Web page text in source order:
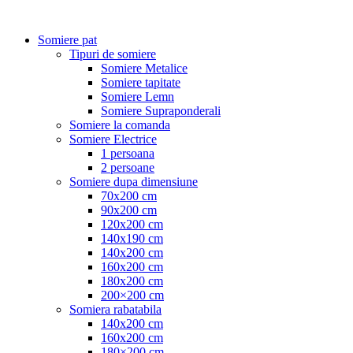
Somiere pat
Tipuri de somiere
Somiere Metalice
Somiere tapitate
Somiere Lemn
Somiere Supraponderali
Somiere la comanda
Somiere Electrice
1 persoana
2 persoane
Somiere dupa dimensiune
70x200 cm
90x200 cm
120x200 cm
140x190 cm
140x200 cm
160x200 cm
180x200 cm
200×200 cm
Somiera rabatabila
140x200 cm
160x200 cm